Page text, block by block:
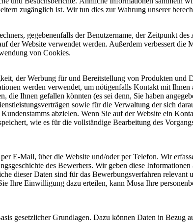
zugänglich ist. Wir tun dies zur Wahrung unserer
gegebenenfalls der Benutzername, der Zeitpunkt
der Website verwendet werden. Außerdem verbessert die
von Cookies.
der Werbung für und Bereitstellung von Produkten und
werden verwendet, um nötigenfalls Kontakt mit Ihnen
Ihnen gefallen könnten (es sei denn, Sie haben
sowie für die Verwaltung der sich
abzielen. Wenn Sie auf der Website ein
wie es für die vollständige Bearbeitung des
E-Mail, über die Website und/oder per Telefon. Wir
des Bewerbers. Wir geben diese Informationen
dieser Daten sind für das Bewerbungsverfahren
Ihre Einwilligung dazu erteilen, kann Mosa Ihre
gesetzlicher Grundlagen. Dazu können Daten in Bezug